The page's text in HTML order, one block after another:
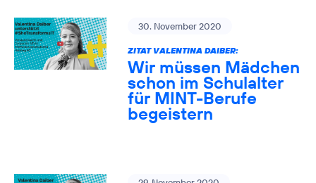
30. November 2020
ZITAT VALENTINA DAIBER:
Wir müssen Mädchen
schon im Schulalter
für MINT-Berufe
begeistern